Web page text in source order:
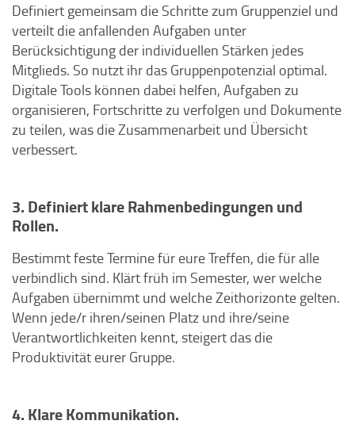
Definiert gemeinsam die Schritte zum Gruppenziel und
verteilt die anfallenden Aufgaben unter
Berücksichtigung der individuellen Stärken jedes
Mitglieds. So nutzt ihr das Gruppenpotenzial optimal.
Digitale Tools können dabei helfen, Aufgaben zu
organisieren, Fortschritte zu verfolgen und Dokumente
zu teilen, was die Zusammenarbeit und Übersicht
verbessert.
3. Definiert klare Rahmenbedingungen und
Rollen.
Bestimmt feste Termine für eure Treffen, die für alle
verbindlich sind. Klärt früh im Semester, wer welche
Aufgaben übernimmt und welche Zeithorizonte gelten.
Wenn jede/r ihren/seinen Platz und ihre/seine
Verantwortlichkeiten kennt, steigert das die
Produktivität eurer Gruppe.
4. Klare Kommunikation.